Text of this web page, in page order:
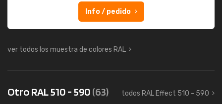
Info / pedido
ver todos los muestra de colores RAL
Otro RAL 510 - 590(63) todos RAL Effect 510 - 590